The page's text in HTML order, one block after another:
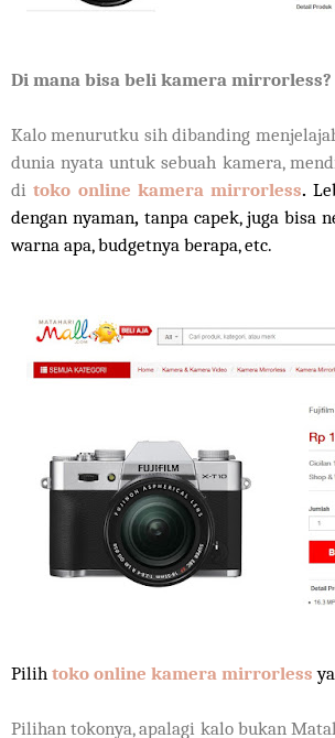
Di mana bisa beli kamera mirrorless?
Kalo menurutku sih dibanding
dunia nyata untuk sebuah kamera,
ditoko online kamera mirrorless.
dengan nyaman, tanpa capek, juga bisa
warna apa, budgetnya berapa, etc.
Pilih toko online kamera mirrorless
Pilihan tokonya, apalagi kalo bukan